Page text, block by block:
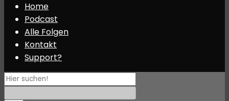
Home
Podcast
Alle Folgen
Kontakt
Support?